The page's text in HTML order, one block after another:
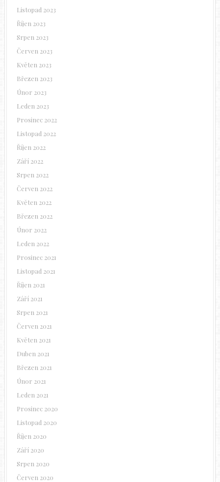
Listopad 2023
Říjen 2023
Srpen 2023
Červen 2023
Květen 2023
Březen 2023
Únor 2023
Leden 2023
Prosinec 2022
Listopad 2022
Říjen 2022
Září 2022
Srpen 2022
Červen 2022
Květen 2022
Březen 2022
Únor 2022
Leden 2022
Prosinec 2021
Listopad 2021
Říjen 2021
Září 2021
Srpen 2021
Červen 2021
Květen 2021
Duben 2021
Březen 2021
Únor 2021
Leden 2021
Prosinec 2020
Listopad 2020
Říjen 2020
Září 2020
Srpen 2020
Červen 2020